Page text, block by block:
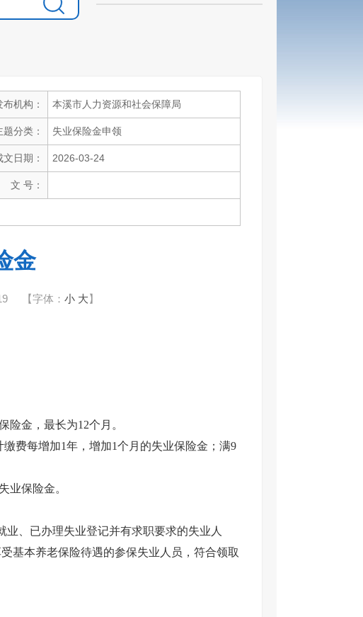
布机构： 本溪市人力资源和社会保障局
题分类： 失业保险金申领
文日期： 2026-03-24
文 号：
金
【字体： 小 大】
险金，最长为12个月。
费每增加1年，增加1个月的失业保险金；满9
业保险金。
、已办理失业登记并有求职要求的失业人
基本养老保险待遇的参保失业人员，符合领取